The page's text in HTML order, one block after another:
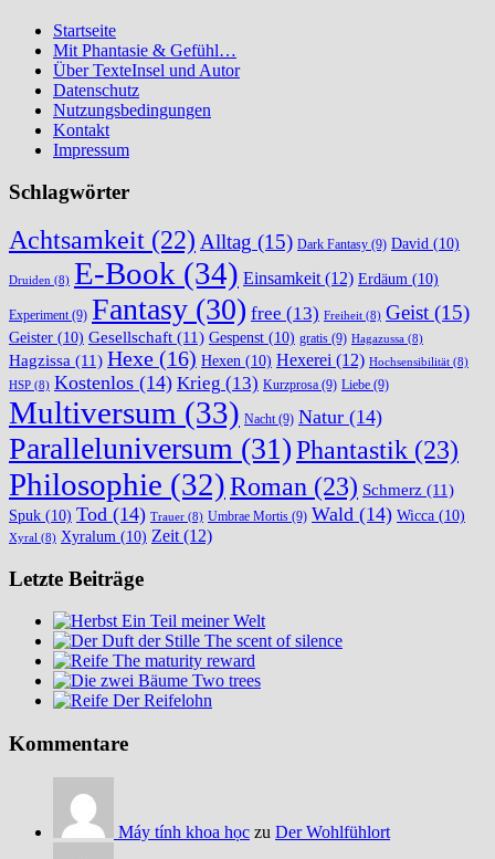
Startseite
Mit Phantasie & Gefühl…
Über TexteInsel und Autor
Datenschutz
Nutzungsbedingungen
Kontakt
Impressum
Schlagwörter
Achtsamkeit (22) Alltag (15) Dark Fantasy (9) David (10)
Druiden (8) E-Book (34) Einsamkeit (12) Erdäum (10)
Experiment(9) Fantasy (30) free (13) Freiheit (8) Geist (15)
Geister (10) Gesellschaft (11) Gespenst (10) gratis (9) Hagazussa (8)
Hagzissa (11) Hexe (16) Hexen (10) Hexerei (12) Hochsensibilität (8)
HSP (8) Kostenlos (14) Krieg (13) Kurzprosa (9) Liebe (9)
Multiversum (33) Nacht(9) Natur (14)
Paralleluniversum (31)Phantastik (23)
Philosophie (32)Roman (23) Schmerz (11)
Spuk (10) Tod (14) Trauer (8) Umbrae Mortis (9) Wald (14) Wicca (10)
Xyral (8) Xyralum (10) Zeit (12)
Letzte Beiträge
Ein Teil meiner Welt
The scent of silence
The maturity reward
Two trees
Der Reifelohn
Kommentare
Máy tính khoa học zu Der Wohlfühlort